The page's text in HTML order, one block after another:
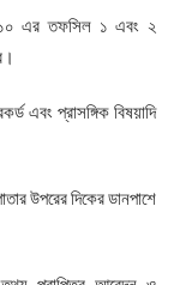
এর তফসিল ১ এবং ২
এবং প্রাসঙ্গিক বিষয়াদি
উপরের দিকের ডানপাশে